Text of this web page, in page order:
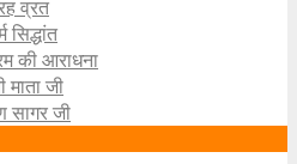
व्रत
की आराधना
माता जी
सागर जी